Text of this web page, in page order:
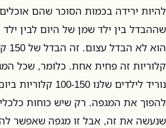
להיות ירידה בכמות הסוכר שהם
קלוריות זה פחית אחת. כלומר, שכל
נוריד לילדים שלנו
להפוך את המגפה. רק שיש כוחות
שנעשה את זה, אבל זו מגפה שאפשר